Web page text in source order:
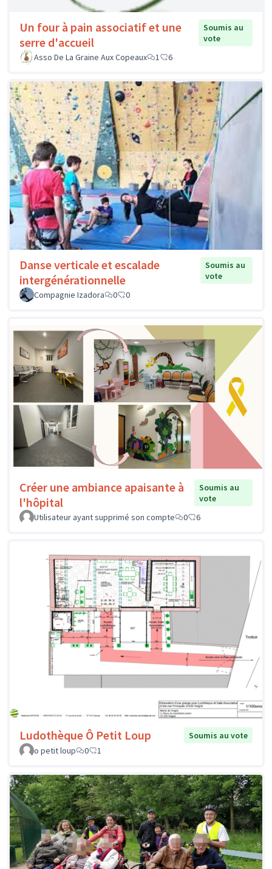
Un four à pain associatif et une
serre d'accueil
Soumis au
vote
Asso De La Graine Aux Copeaux
1 6
Danse verticale et escalade
intergénérationnelle
Soumis au
vote
Compagnie Izadora
0 0
Créer une ambiance apaisante à
l'hôpital
Soumis au
vote
Utilisateur ayant supprimé son compte
0 6
Ludothèque Ô Petit Loup
Soumis au vote
o petit loup
0 1